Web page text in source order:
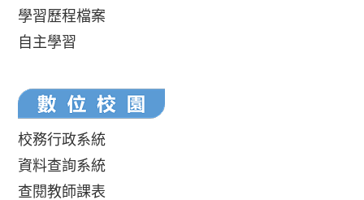
學習歷程檔案
自主學習
校務行政系統
資料查詢系統
查閱教師課表